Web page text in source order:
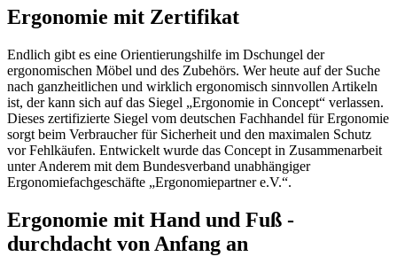
Ergonomie mit Zertifikat
Endlich gibt es eine Orientierungshilfe im Dschungel der
ergonomischen Möbel und des Zubehörs. Wer heute auf der Suche
nach ganzheitlichen und wirklich ergonomisch sinnvollen Artikeln
ist, der kann sich auf das Siegel „Ergonomie in Concept“ verlassen.
Dieses zertifizierte Siegel vom deutschen Fachhandel für Ergonomie
sorgt beim Verbraucher für Sicherheit und den maximalen Schutz
vor Fehlkäufen. Entwickelt wurde das Concept in Zusammenarbeit
unter Anderem mit dem Bundesverband unabhängiger
Ergonomiefachgeschäfte „Ergonomiepartner e.V.“.
Ergonomie mit Hand und Fuß -
durchdacht von Anfang an